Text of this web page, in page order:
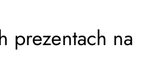
prezentach na